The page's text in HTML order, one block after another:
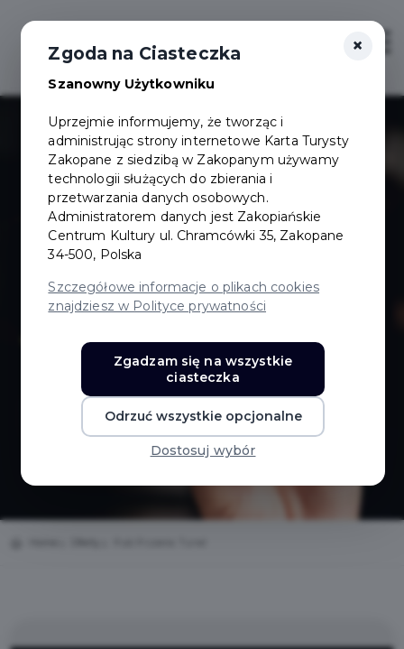
Login/Rejestracja
Pub Pizzeria
Tunel
×
Zgoda na Ciasteczka
Szanowny Użytkowniku
Uprzejmie informujemy, że tworząc i
administrując strony internetowe Karta Turysty
Zakopane z siedzibą w Zakopanym używamy
technologii służących do zbierania i
przetwarzania danych osobowych.
Administratorem danych jest Zakopiańskie
Centrum Kultury ul. Chramcówki 35, Zakopane
34-500, Polska
Szczegółowe informacje o plikach cookies
znajdziesz w Polityce prywatności
Zgadzam się na wszystkie
ciasteczka
Odrzuć wszystkie opcjonalne
Dostosuj wybór